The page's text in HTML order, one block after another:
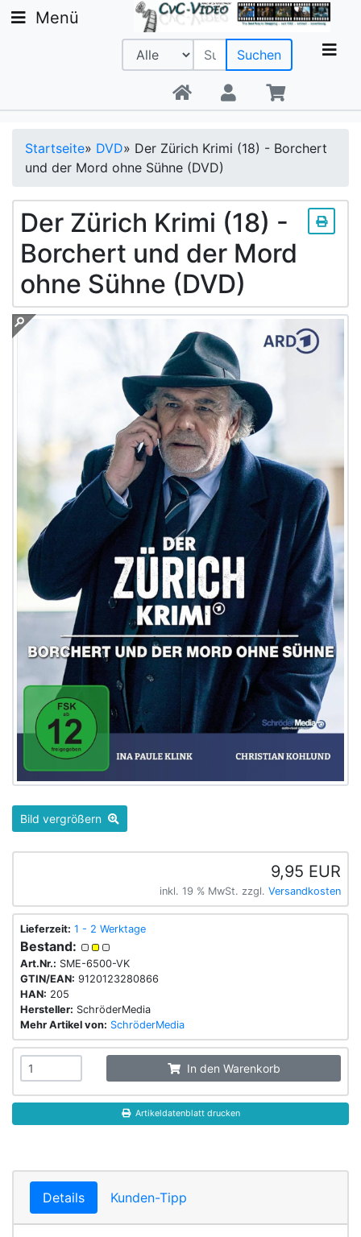
Beratung +49 9142 20 08 56
Menü
Suchen
Startseite» DVD» Der Zürich Krimi (18) - Borchert
und der Mord ohne Sühne (DVD)
Der Zürich Krimi (18) -
Borchert und der Mord
ohne Sühne (DVD)
Bild vergrößern
9,95 EUR
inkl. 19 % MwSt. zzgl. Versandkosten
Lieferzeit: 1 - 2 Werktage
Bestand:
Art.Nr.: SME-6500-VK
GTIN/EAN: 9120123280866
HAN: 205
Hersteller: SchröderMedia
Mehr Artikel von: SchröderMedia
In den Warenkorb
Artikeldatenblatt drucken
Details Kunden-Tipp